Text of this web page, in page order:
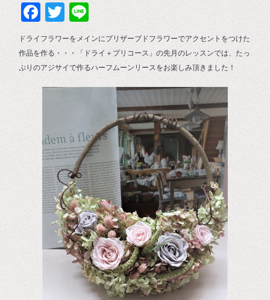
Facebook
Twitter
ドライフラワーをメインにプリザーブドフラワーでアクセントをつけた
作品を作る・・・「ドライ＋プリコース」の先月のレッスンでは、たっ
ぷりのアジサイで作るハーフムーンリースをお楽しみ頂きました！